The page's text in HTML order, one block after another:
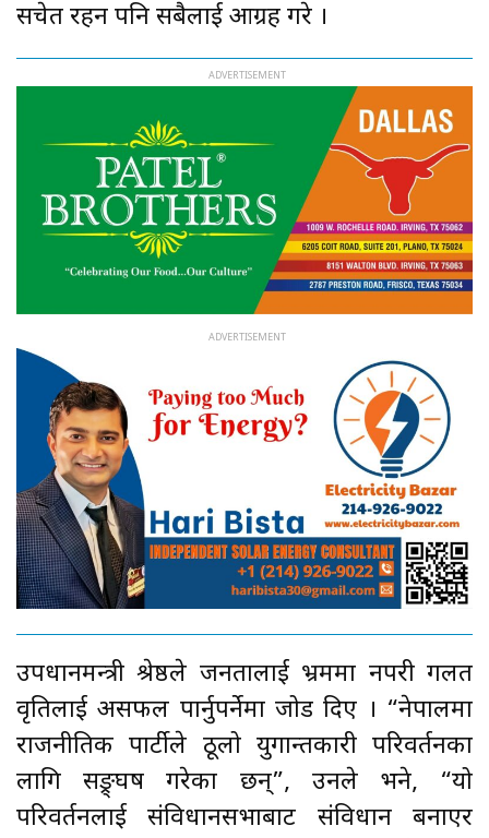
सचेत रहन पनि सबैलाई आग्रह गरे ।
उपप्रधानमन्त्री श्रेष्ठले जनतालाई भ्रममा नपरी गलत
प्रवृतिलाई असफल पार्नुपर्नेमा जोड दिए । “नेपालमा
राजनीतिक पार्टीले ठूलो युगान्तकारी परिवर्तनका
लागि सङ्र्घष गरेका छन्”, उनले भने, “यो
परिवर्तनलाई संविधानसभाबाट संविधान बनाएर